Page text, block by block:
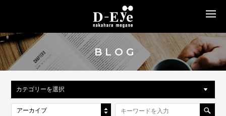
BLOG
カテゴリーを選択
アーカイブ